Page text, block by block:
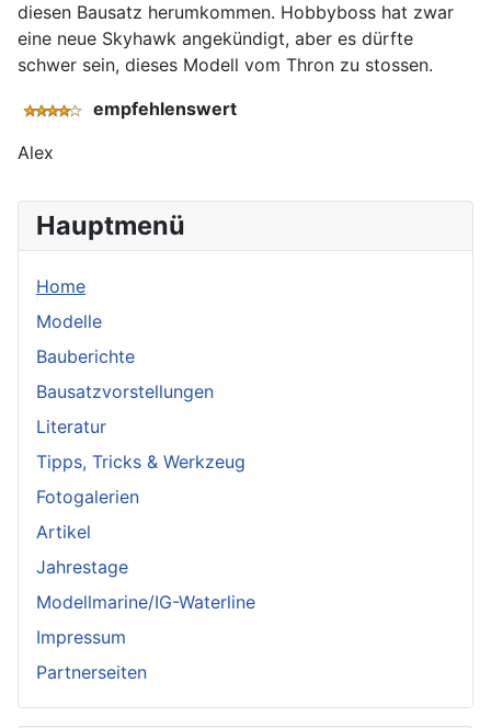
Hauptmenü
Home
Modelle
Bauberichte
Bausatzvorstellungen
Literatur
Tipps, Tricks & Werkzeug
Fotogalerien
Artikel
Jahrestage
Modellmarine/IG-Waterline
Impressum
Partnerseiten
diesen Bausatz herumkommen. Hobbyboss hat zwar
eine neue Skyhawk angekündigt, aber es dürfte
schwer sein, dieses Modell vom Thron zu stossen.
empfehlenswert
Alex